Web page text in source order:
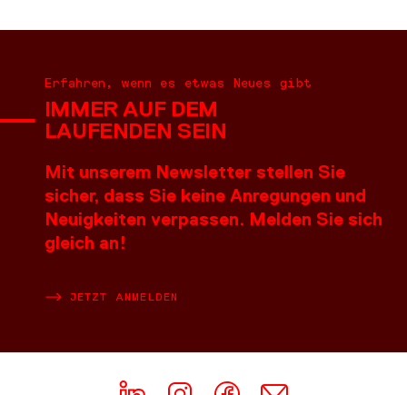
Erfahren, wenn es etwas Neues gibt
IMMER AUF DEM
LAUFENDEN SEIN
Mit unserem Newsletter stellen Sie
sicher, dass Sie keine Anregungen und
Neuigkeiten verpassen. Melden Sie sich
gleich an!
JETZT ANMELDEN